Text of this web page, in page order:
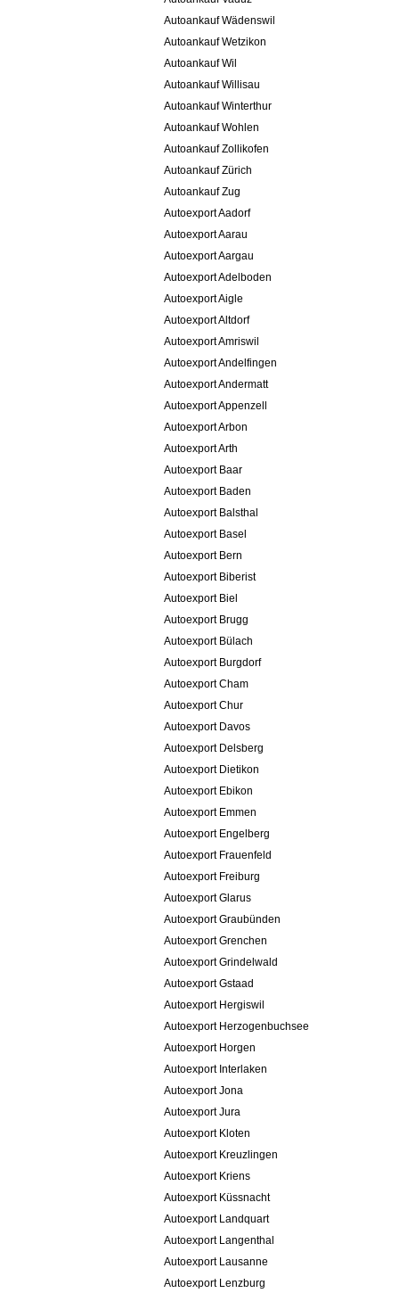
Autoankauf Wädenswil
Autoankauf Wetzikon
Autoankauf Wil
Autoankauf Willisau
Autoankauf Winterthur
Autoankauf Wohlen
Autoankauf Zollikofen
Autoankauf Zürich
Autoankauf Zug
Autoexport Aadorf
Autoexport Aarau
Autoexport Aargau
Autoexport Adelboden
Autoexport Aigle
Autoexport Altdorf
Autoexport Amriswil
Autoexport Andelfingen
Autoexport Andermatt
Autoexport Appenzell
Autoexport Arbon
Autoexport Arth
Autoexport Baar
Autoexport Baden
Autoexport Balsthal
Autoexport Basel
Autoexport Bern
Autoexport Biberist
Autoexport Biel
Autoexport Brugg
Autoexport Bülach
Autoexport Burgdorf
Autoexport Cham
Autoexport Chur
Autoexport Davos
Autoexport Delsberg
Autoexport Dietikon
Autoexport Ebikon
Autoexport Emmen
Autoexport Engelberg
Autoexport Frauenfeld
Autoexport Freiburg
Autoexport Glarus
Autoexport Graubünden
Autoexport Grenchen
Autoexport Grindelwald
Autoexport Gstaad
Autoexport Hergiswil
Autoexport Herzogenbuchsee
Autoexport Horgen
Autoexport Interlaken
Autoexport Jona
Autoexport Jura
Autoexport Kloten
Autoexport Kreuzlingen
Autoexport Kriens
Autoexport Küssnacht
Autoexport Landquart
Autoexport Langenthal
Autoexport Lausanne
Autoexport Lenzburg